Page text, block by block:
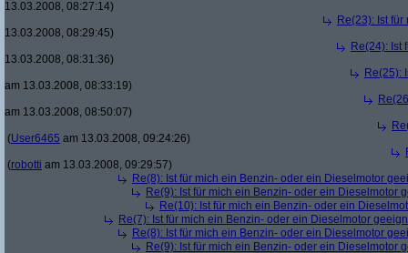
13.03.2008, 08:27:14)
Re(23): Ist
13.03.2008, 08:29:45)
Re(24): Ist
13.03.2008, 08:31:36)
Re(25):
am 13.03.2008, 08:33:19)
am 13.03.2008, 08:50:07)
(User6465 am 13.03.2008, 09:24:26)
(robotti am 13.03.2008, 09:29:57)
Re(8): Ist für mich ein Benzin- oder ein Dieselmotor
Re(9): Ist für mich ein Benzin- oder ein Dieselmotor
Re(10): Ist für mich ein Benzin- oder ein
Re(7): Ist für mich ein Benzin- oder ein Dieselmotor
Re(8): Ist für mich ein Benzin- oder ein Dieselmotor
Re(9): Ist für mich ein Benzin- oder ein Dieselmotor